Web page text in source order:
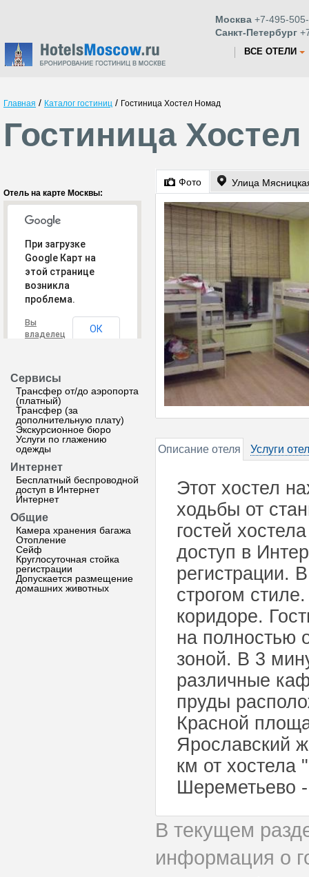
Москва +7-495-
Санкт-Петербург
ВСЕ ОТЕЛИ
Главная / Каталог гостиниц / Гостиница Хостел Номад
Гостиница
Отель на карте Москвы:
При загрузке
Google Карт на
этой странице
возникла
проблема.
Вы
владелец
ОК
Сервисы
Трансфер от/до аэропорта
(платный)
Трансфер (за
дополнительную плату)
Экскурсионное бюро
Услуги по глажению
одежды
Интернет
Бесплатный беспроводной
доступ в Интернет
Интернет
Общие
Камера хранения багажа
Отопление
Сейф
Круглосуточная стойка
регистрации
Допускается размещение
домашних животных
Фото
Описание отеля Услуги
Этот хостел
ходьбы от
гостей
доступ в
регистрации.
строгом
коридоре.
на полностью
зоной. В 3
различные
пруды
Красной
Ярославский
км от хостела
Шереметьево
В текущем
информация о